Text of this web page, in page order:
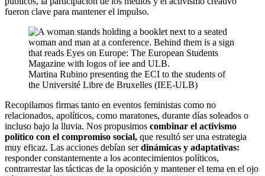
fueron clave para mantener el impulso.
Martina Rubino presenting the ECI to the students of
the Université Libre de Bruxelles (IEE-ULB)
Recopilamos firmas tanto en eventos feministas como no
relacionados, apolíticos, como maratones, durante días soleados o
incluso bajo la lluvia. Nos propusimos combinar el activismo
político con el compromiso social, que resultó ser una estrategia
muy eficaz. Las acciones debían serdinámicas y adaptativas:
responder constantemente a los acontecimientos políticos,
contrarrestar las tácticas de la oposición y mantener el tema en el ojo